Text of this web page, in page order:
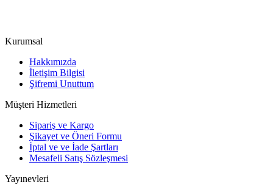
Kurumsal
Hakkımızda
İletişim Bilgisi
Şifremi Unuttum
Müşteri Hizmetleri
Sipariş ve Kargo
Şikayet ve Öneri Formu
İptal ve ve İade Şartları
Mesafeli Satış Sözleşmesi
Yayınevleri